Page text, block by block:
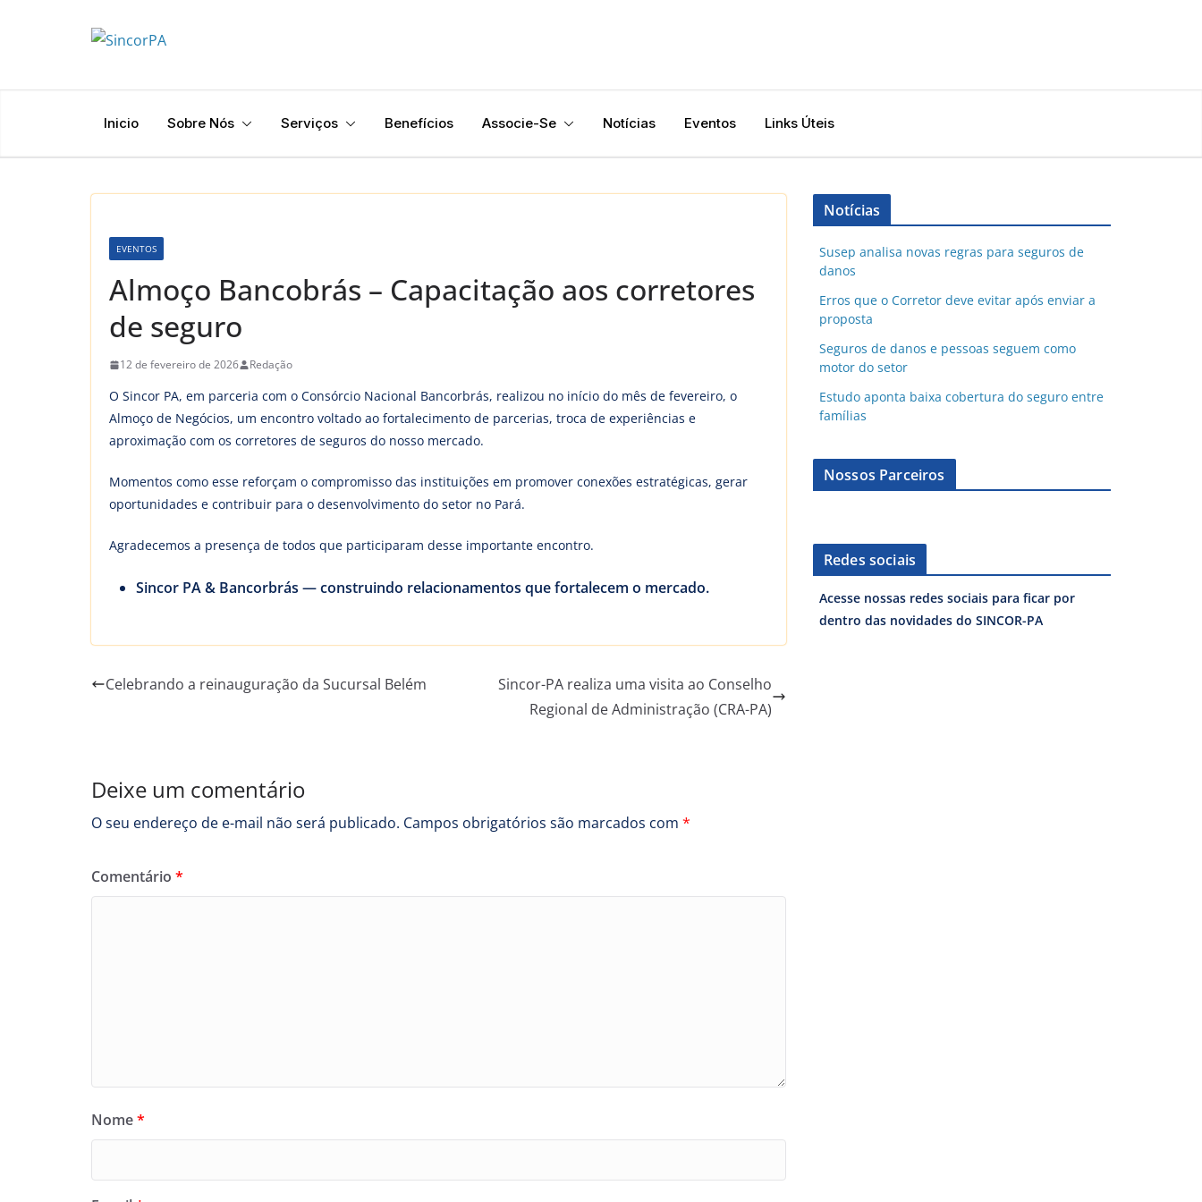
Inicio Sobre Nós Serviços Benefícios Associe-Se Notícias Eventos Links Úteis
EVENTOS
Almoço Bancobrás – Capacitação aos corretores
de seguro
12 de fevereiro de 2026 Redação
O Sincor PA, em parceria com o Consórcio Nacional Bancorbrás, realizou no início do mês de fevereiro, o
Almoço de Negócios, um encontro voltado ao fortalecimento de parcerias, troca de experiências e
aproximação com os corretores de seguros do nosso mercado.
Momentos como esse reforçam o compromisso das instituições em promover conexões estratégicas, gerar
oportunidades e contribuir para o desenvolvimento do setor no Pará.
Agradecemos a presença de todos que participaram desse importante encontro.
Sincor PA & Bancorbrás — construindo relacionamentos que fortalecem o mercado.
Celebrando a reinauguração da Sucursal Belém
Sincor-PA realiza uma visita ao Conselho
Regional de Administração (CRA-PA)
Deixe um comentário
O seu endereço de e-mail não será publicado. Campos obrigatórios são marcados com *
Comentário *
Nome*
Notícias
Susep analisa novas regras para seguros de
danos
Erros que o Corretor deve evitar após enviar a
proposta
Seguros de danos e pessoas seguem como
motor do setor
Estudo aponta baixa cobertura do seguro entre
famílias
Nossos Parceiros
Redes sociais
Acesse nossas redes sociais para ficar por
dentro das novidades do SINCOR-PA